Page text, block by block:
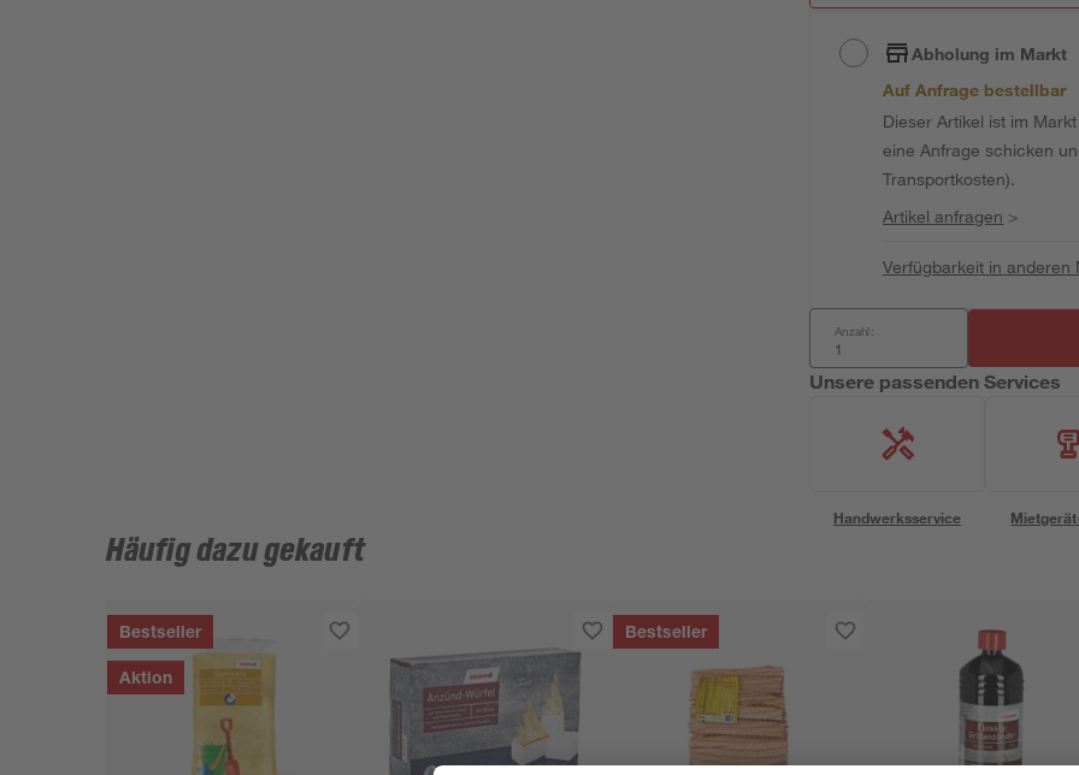
Abholung im Markt
Auf Anfrage bestellbar
Dieser Artikel ist im
eine Anfrage schicken
Transportkosten).
Artikel anfragen >
Verfügbarkeit in anderen
Anzahl:
Unsere passenden Services
Handwerksservice
Häufig dazu gekauft
Bestseller
Aktion
Bestseller